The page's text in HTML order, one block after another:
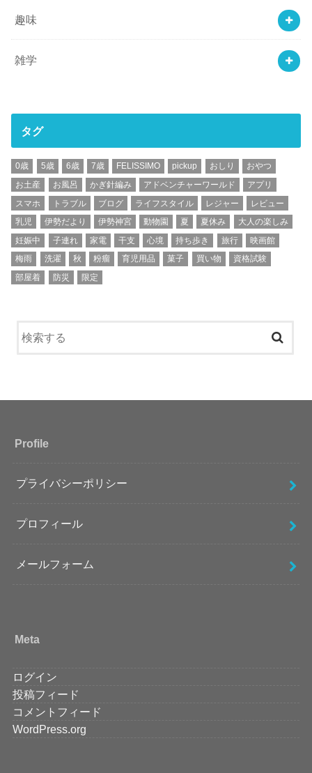
趣味
雑学
タグ
0歳 5歳 6歳 7歳 FELISSIMO pickup おしり
おやつ
お土産
お風呂 かぎ針編み アドベンチャーワールド
アプリ
スマホ
トラブル ブログ ライフスタイル レジャー
レビュー
乳児
伊勢だより 伊勢神宮 動物園 夏 夏休み
大人の楽しみ
妊娠中
子連れ 家電 干支 心境 持ち歩き 旅行
映画館
梅雨
洗濯 秋 粉瘤 育児用品 菓子 買い物
資格試験
部屋着
防災 限定
Profile
プライバシーポリシー
プロフィール
メールフォーム
Meta
ログイン
投稿フィード
コメントフィード
WordPress.org